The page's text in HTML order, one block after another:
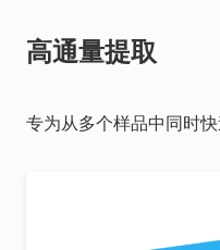
高通量提取
专为从多个样品中同时